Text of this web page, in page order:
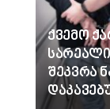
ქვემო
შეკვრა